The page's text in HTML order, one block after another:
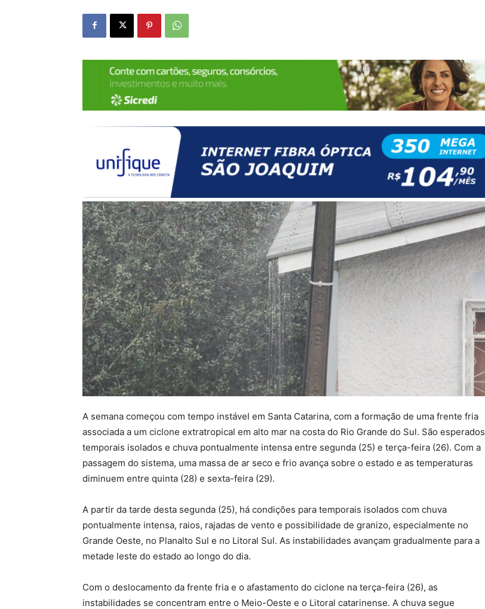
A semana começou com tempo instável em Santa Catarina, com a formação de uma frente fria
associada a um ciclone extratropical em alto mar na costa do Rio Grande do Sul. São esperados
temporais isolados e chuva pontualmente intensa entre segunda (25) e terça-feira (26). Com a
passagem do sistema, uma massa de ar seco e frio avança sobre o estado e as temperaturas
diminuem entre quinta (28) e sexta-feira (29).
A partir da tarde desta segunda (25), há condições para temporais isolados com chuva
pontualmente intensa, raios, rajadas de vento e possibilidade de granizo, especialmente no
Grande Oeste, no Planalto Sul e no Litoral Sul. As instabilidades avançam gradualmente para a
metade leste do estado ao longo do dia.
Com o deslocamento da frente fria e o afastamento do ciclone na terça-feira (26), as
instabilidades se concentram entre o Meio-Oeste e o Litoral catarinense. A chuva segue